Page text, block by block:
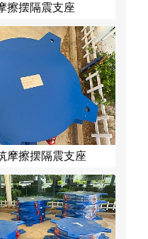
擦摆隔震支座
摩擦摆隔震支座